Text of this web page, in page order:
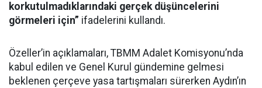
korkutulmadıklarındaki gerçek düşüncelerini
görmeleri için” ifadelerini kullandı.
Özeller’in açıklamaları, TBMM Adalet Komisyonu’nda
kabul edilen ve Genel Kurul gündemine gelmesi
beklenen çerçeve yasa tartışmaları sürerken Aydın’ın